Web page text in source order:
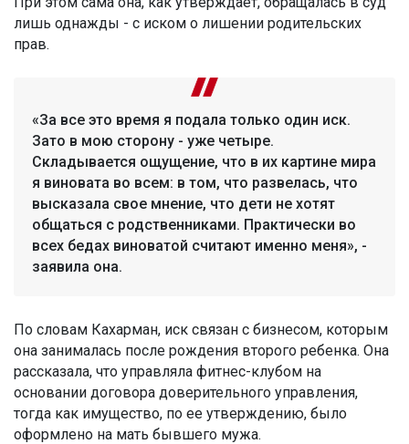
лишь однажды - с иском о лишении родительских
прав.
«За все это время я подала только один иск.
Зато в мою сторону - уже четыре.
Складывается ощущение, что в их картине мира
я виновата во всем: в том, что развелась, что
высказала свое мнение, что дети не хотят
общаться с родственниками. Практически во
всех бедах виноватой считают именно меня», -
заявила она.
По словам Кахарман, иск связан с бизнесом, которым
она занималась после рождения второго ребенка. Она
рассказала, что управляла фитнес-клубом на
основании договора доверительного управления,
тогда как имущество, по ее утверждению, было
оформлено на мать бывшего мужа.